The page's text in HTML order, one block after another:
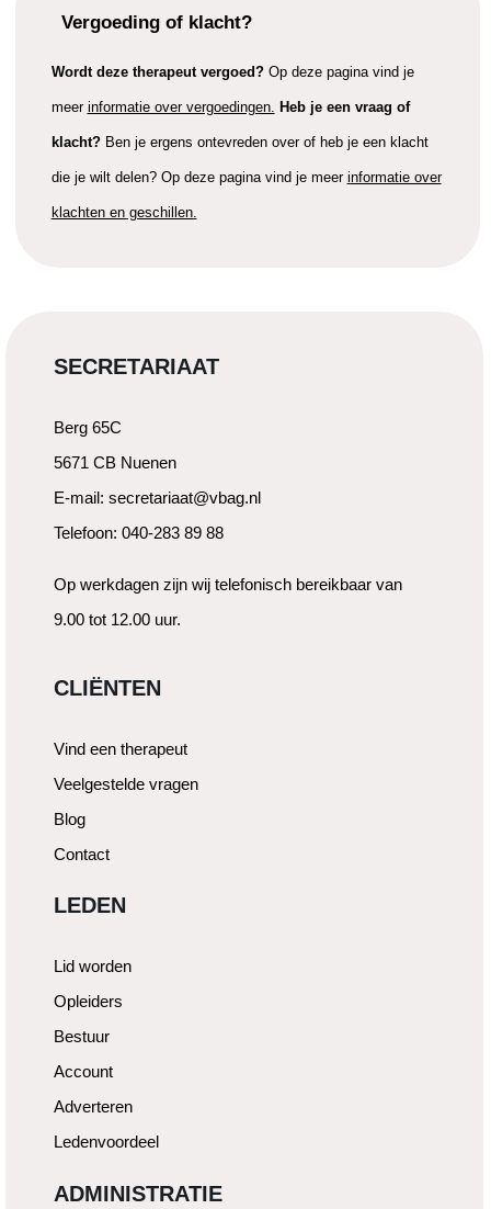
Vergoeding of klacht?
Wordt deze therapeut vergoed?Op deze pagina vind je
meer informatie over vergoedingen. Heb je een vraag of
klacht? Ben je ergens ontevreden over of heb je een klacht
die je wilt delen? Op deze pagina vind je meer informatie over
klachten en geschillen.
SECRETARIAAT
Berg 65C
5671 CB Nuenen
E-mail: secretariaat@vbag.nl
Telefoon: 040-283 89 88
Op werkdagen zijn wij telefonisch bereikbaar van
9.00 tot 12.00 uur.
CLIËNTEN
Vind een therapeut
Veelgestelde vragen
Blog
Contact
LEDEN
Lid worden
Opleiders
Bestuur
Account
Adverteren
Ledenvoordeel
ADMINISTRATIE